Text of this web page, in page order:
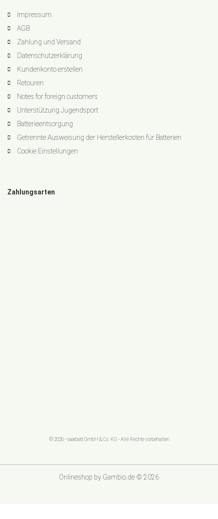
Impressum
AGB
Zahlung und Versand
Datenschutzerklärung
Kundenkonto erstellen
Retouren
Notes for foreign customers
Unterstützung Jugendsport
Batterieentsorgung
Getrennte Ausweisung der Herstellerkosten für Batterien
Cookie Einstellungen
Zahlungsarten
© 2026 - saarbatt GmbH & Co. KG - Alle Rechte vorbehalten
Onlineshop by Gambio.de © 2026